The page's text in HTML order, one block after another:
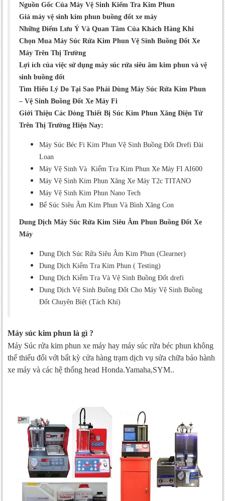
Giới Thiệu Các Dòng Thiết Bị Súc Kim Phun
Xăng Điện Tử Trên Thị Trường Hiện Nay
Máy Súc Béc Fi Kim Phun Vệ Sinh Buồng Đốt
Drefi Đài Loan
Các công dụng của máy vệ sinh kim
Chức Năng Máy Rửa Kim Phun Xăng
Điện Tử hay Máy xúc kim phun:
Thông số kỹ thuật Máy súc rửa kim phun
buồng đốt phun xăng điện tử xe máy
Vì sao nên chọn mua máy vệ sinh kim
năng:
Hướng dẫn lắp đặt và sử dụng Máy Súc
Rửa Siêu Âm Kim Phun Vệ Sinh Buồng
Đốt Phun Xăng Điện Tử Xe Máy Xe Tay
Phun Buồng Đốt Drefi:
Máy Vệ Sinh Và Kiểm Tra Kim Phun Xe Máy
FI AI600
Máy Vệ Sinh Kim Phun Xăng Xe Máy T2c
TITANO
Bể Súc Siêu Âm Kim Phun Và Bình Xăng
Con
Dung Dịch Máy Súc Rửa Kim Siêu Âm Phun
(Clearner)
Dung Dịch Kiểm Tra Kim Phun ( Testing)
Dung Dịch Kiểm Tra Và Vệ Sinh Buồng
Đốt drefi
Dung Dịch Vệ Sinh Buồng Đốt Cho Máy
Vệ Sinh Buồng Đốt Chuyên Biệt (Tách
Khí)
Nguồn Gốc Của Máy Vệ Sinh Kiểm Tra Kim Phun
Giá máy vệ sinh kim phun buồng đốt xe máy
Những Điểm Lưu Ý Và Quan Tâm Của Khách Hàng Khi
Chọn Mua Máy Súc Rửa Kim Phun Vệ Sinh Buồng Đốt Xe
Máy Trên Thị Trường
Lợi ích của việc sử dụng máy súc rửa siêu âm kim phun và vệ
sinh buồng đốt
Tìm Hiểu Lý Do Tại Sao Phải Dùng Máy Súc Rửa Kim Phun
– Vệ Sinh Buồng Đốt Xe Máy Fi
Giới Thiệu Các Dòng Thiết Bị Súc Kim Phun Xăng Điện Tử
Trên Thị Trường Hiện Nay:
Máy Súc Béc Fi Kim Phun Vệ Sinh Buồng Đốt Drefi Đài
Loan
Máy Vệ Sinh Và Kiểm Tra Kim Phun Xe Máy FI AI600
Máy Vệ Sinh Kim Phun Xăng Xe Máy T2c TITANO
Máy Vệ Sinh Kim Phun Nano Tech
Bể Súc Siêu Âm Kim Phun Và Bình Xăng Con
Dung Dịch Máy Súc Rửa Kim Siêu Âm Phun Buồng Đốt Xe
Máy
Dung Dịch Súc Rửa Siêu Âm Kim Phun (Clearner)
Dung Dịch Kiểm Tra Kim Phun ( Testing)
Dung Dịch Kiểm Tra Và Vệ Sinh Buồng Đốt drefi
Dung Dịch Vệ Sinh Buồng Đốt Cho Máy Vệ Sinh Buồng
Đốt Chuyên Biệt (Tách Khí)
Máy súc kim phun là gì ?
Máy Súc rửa kim phun xe máy hay máy súc rửa béc phun không
thể thiếu đối với bất kỳ cửa hàng trạm dịch vụ sửa chữa bảo hành
xe máy và các hệ thống head Honda.Yamaha,SYM..